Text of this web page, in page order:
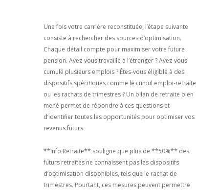
Une fois votre carrière reconstituée, l’étape suivante
consiste à rechercher des sources d’optimisation.
Chaque détail compte pour maximiser votre future
pension. Avez-vous travaillé à l’étranger ? Avez-vous
cumulé plusieurs emplois ? Êtes-vous éligible à des
dispositifs spécifiques comme le cumul emploi-retraite
ou les rachats de trimestres ? Un bilan de retraite bien
mené permet de répondre à ces questions et
d’identifier toutes les opportunités pour optimiser vos
revenus futurs.
**Info Retraite** souligne que plus de **50%** des
futurs retraités ne connaissent pas les dispositifs
d’optimisation disponibles, tels que le rachat de
trimestres. Pourtant, ces mesures peuvent permettre